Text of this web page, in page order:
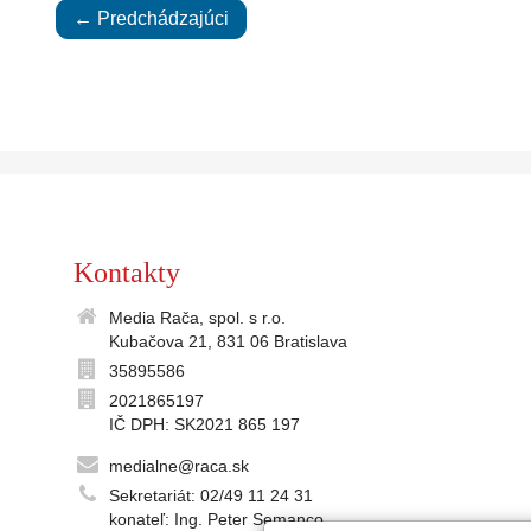
← Predchádzajúci
Kontakty
Media Rača, spol. s r.o.
Kubačova 21, 831 06 Bratislava
35895586
2021865197
IČ DPH: SK2021 865 197
medialne@raca.sk
Sekretariát: 02/49 11 24 31
konateľ: Ing. Peter Semanco